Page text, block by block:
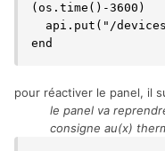
(os.time()-3600)
end
pour réactiver le panel, il
le panel va
consigne au(x)